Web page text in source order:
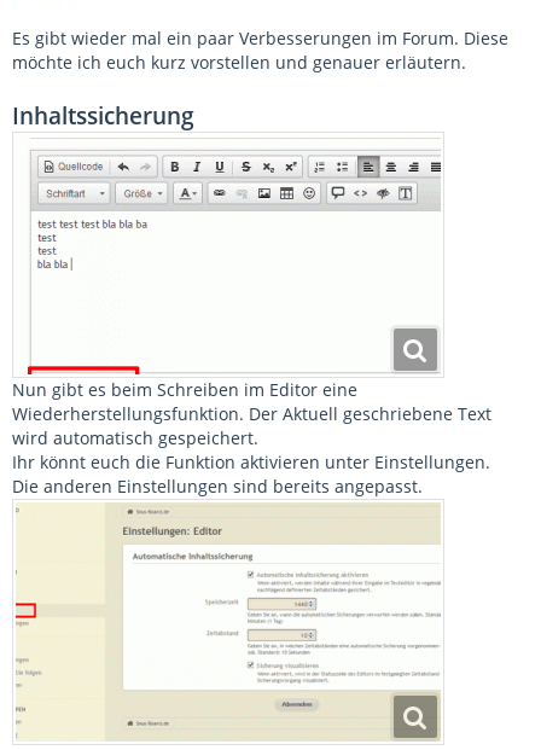
Es gibt wieder mal ein paar Verbesserungen im Forum. Diese
möchte ich euch kurz vorstellen und genauer erläutern.
Inhaltssicherung
Nun gibt es beim Schreiben im Editor eine
Wiederherstellungsfunktion. Der Aktuell geschriebene Text
wird automatisch gespeichert.
Ihr könnt euch die Funktion aktivieren unter Einstellungen.
Die anderen Einstellungen sind bereits angepasst.